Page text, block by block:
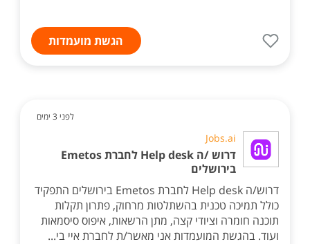
הגשת מועמדות
לפני 3 ימים
Jobs.ai
דרוש /ה Help desk לחברת Emetos
בירושלים
דרוש/ה Help desk לחברת Emetos בירושלים התפקיד
כולל תמיכה טכנית בהשתלטות מרחוק, פתרון תקלות
תוכנה חומרה וציודי קצה, מתן הרשאות, איפוס סיסמאות
ועוד. בהגשת המועמדות אני מאשר/ת לחברת איי בי...